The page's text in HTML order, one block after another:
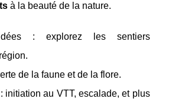
à la beauté de la nature.
: explorez les sentiers
de la faune et de la flore.
initiation au VTT, escalade, et plus